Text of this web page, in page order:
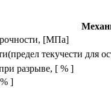
[МПа]
текучести для
разрыве, [ % ]
]